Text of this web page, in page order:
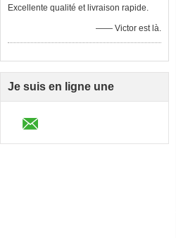
Excellente qualité et livraison rapide.
—— Victor est là.
Je suis en ligne une